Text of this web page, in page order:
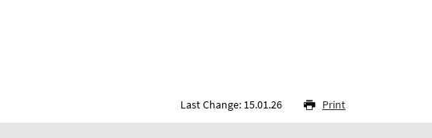
Last Change: 15.01.26 Print